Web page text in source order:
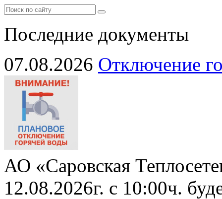
Последние документы
07.08.2026 Отключение
АО «Саровская
12.08.2026г. с 10:00ч.